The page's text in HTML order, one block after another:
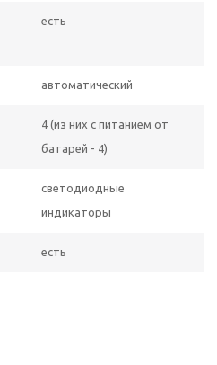
есть
автоматический
4 (из них с питанием от
батарей - 4)
светодиодные
индикаторы
есть